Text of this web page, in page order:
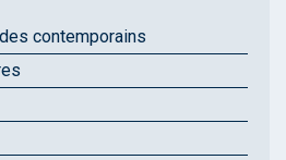
contemporains